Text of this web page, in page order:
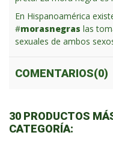
En Hispanoamérica
#morasnegras las
sexuales de ambos
COMENTARIOS(0)
30 PRODUCTOS
CATEGORÍA: